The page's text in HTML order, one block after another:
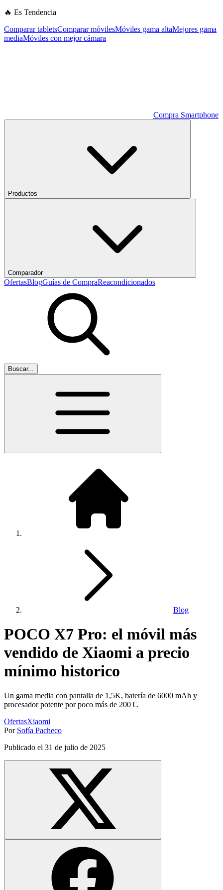
🔥 Es Tendencia
Comparar tabletsComparar móvilesMóviles gama altaMejores gama
mediaMóviles con mejor cámara
Compra Smartphone
Productos
Comparador
OfertasBlogGuías de CompraReacondicionados
Buscar...
Blog
POCO X7 Pro: el móvil más
vendido de Xiaomi a precio
mínimo historico
Un gama media con pantalla de 1,5K, batería de 6000 mAh y
procesador potente por poco más de 200 €.
OfertasXiaomi
Por Sofía Pacheco
Publicado el 31 de julio de 2025